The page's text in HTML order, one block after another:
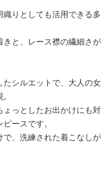
りとしても活用できる多
と、レース襟の繊細さが
たシルエットで、大人の女
っとしたお出かけにも対
ースです。
、洗練された着こなしが